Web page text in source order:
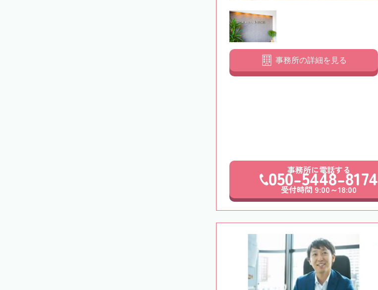
事務所の詳細を見る
事務所に電話する
050-5448-8174
受付時間 9:00～18:00